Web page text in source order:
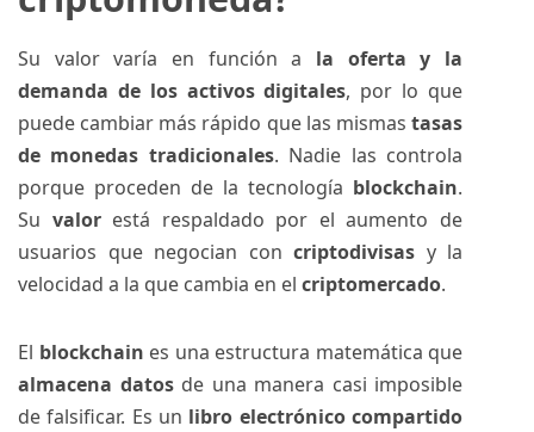
Su valor varía en función a la oferta y la
demanda de los activos digitales, por lo que
puede cambiar más rápido que las mismas tasas
de monedas tradicionales. Nadie las controla
porque proceden de la tecnología blockchain.
Su valorestá respaldado por el aumento de
usuarios que negocian con criptodivisas y la
velocidad a la que cambia en el criptomercado.
El blockchain es una estructura matemática que
almacena datosde una manera casi imposible
de falsificar. Es un libro electrónico compartido